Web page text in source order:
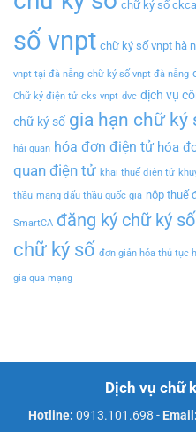
chữ ký số ckca
số vnpt chữ ký số vnpt hà
vnpt tại đà nẵng chữ ký số vnpt đà nẵng
Chữ ký điện tử cks vnpt dvc dịch vụ
chữ ký số gia hạn chữ ký
hải quan hóa đơn điện tử hóa
quan điện tử khai thuế điện tử
thầu mạng đấu thầu quốc gia nộp thuế
SmartCA đăng ký chữ ký
chữ ký số đơn giản hóa thủ tục
gia qua mạng
Dịch vụ chữ
Hotline: 0913.101.698 - Email: